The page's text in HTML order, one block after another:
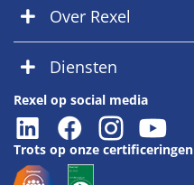
Over Rexel
Diensten
Rexel op social media
Trots op onze certificeringen